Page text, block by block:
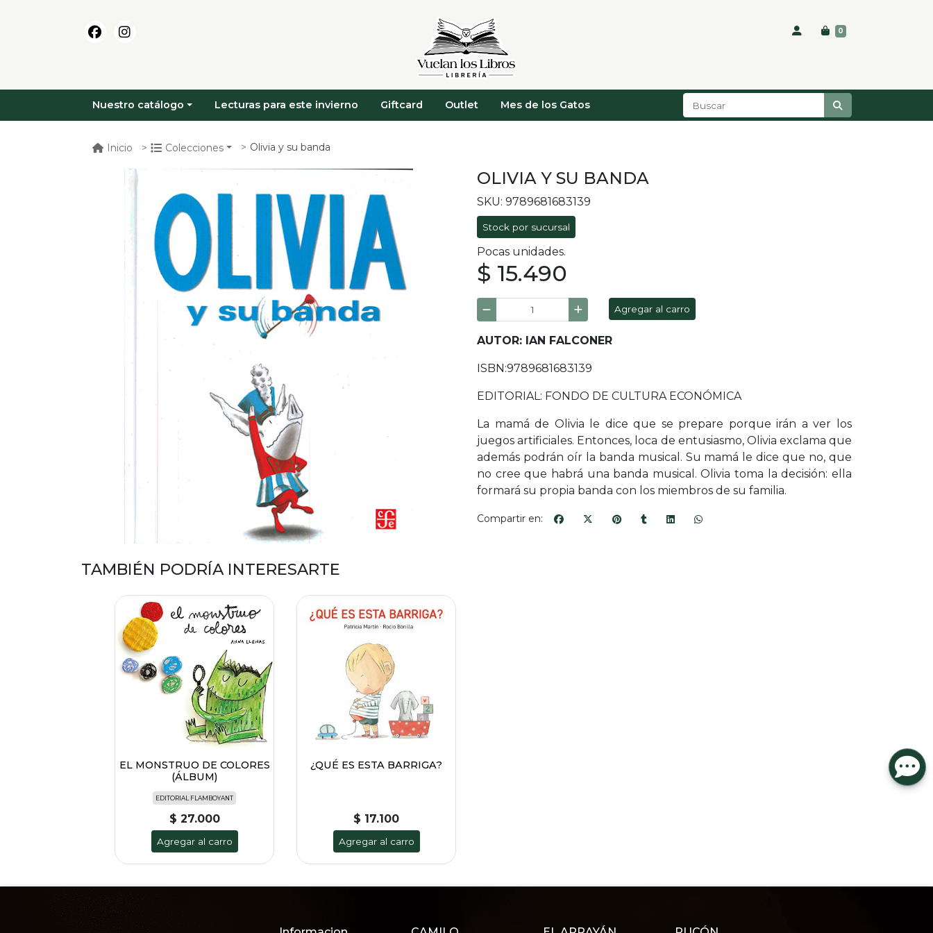
0
Nuestro catálogo Lecturas para este invierno Giftcard Outlet Mes de los Gatos
Inicio Colecciones Olivia y su banda
OLIVIA Y SU BANDA
SKU: 9789681683139
Stock por sucursal
Pocas unidades.
$ 15.490
Agregar al carro
AUTOR: IAN FALCONER
ISBN:9789681683139
EDITORIAL: FONDO DE CULTURA ECONÓMICA
La mamá de Olivia le dice que se prepare porque irán a ver los
juegos artificiales. Entonces, loca de entusiasmo, Olivia exclama que
además podrán oír la banda musical. Su mamá le dice que no, que
no cree que habrá una banda musical. Olivia toma la decisión: ella
formará su propia banda con los miembros de su familia.
Compartir en:
TAMBIÉN PODRÍA INTERESARTE
EL MONSTRUO DE COLORES
(ÁLBUM)
EDITORIAL FLAMBOYANT
$ 27.000
Agregar al carro
¿QUÉ ES ESTA BARRIGA?
$ 17.100
Agregar al carro